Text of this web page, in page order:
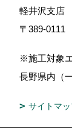
軽井沢支店
〒389-0111
※施工対象
長野県内（
サイトマ